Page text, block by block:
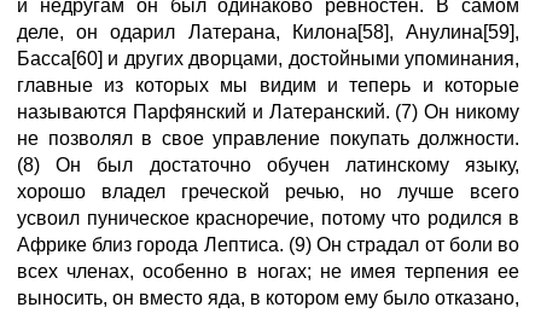
и недругам он был одинаково ревностен. В самом
деле, он одарил Латерана, Килона[58], Анулина[59],
Басса[60] и других дворцами, достойными упоминания,
главные из которых мы видим и теперь и которые
называются Парфянский и Латеранский. (7) Он никому
не позволял в свое управление покупать должности.
(8) Он был достаточно обучен латинскому языку,
хорошо владел греческой речью, но лучше всего
усвоил пуническое красноречие, потому что родился в
Африке близ города Лептиса. (9) Он страдал от боли во
всех членах, особенно в ногах; не имея терпения ее
выносить, он вместо яда, в котором ему было отказано,